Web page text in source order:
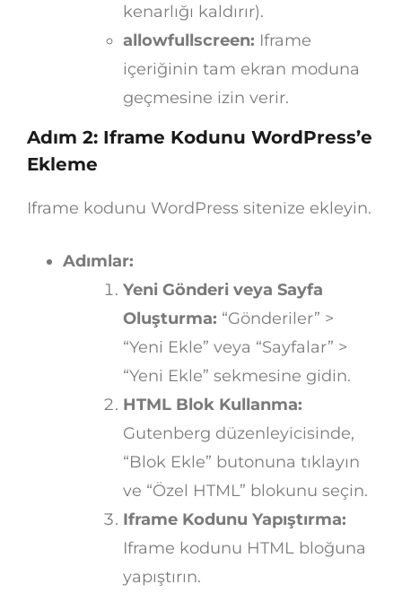
kenarlığı kaldırır).
allowfullscreen: Iframe
içeriğinin tam ekran moduna
geçmesine izin verir.
Adım 2: Iframe Kodunu WordPress’e
Ekleme
Iframe kodunu WordPress sitenize ekleyin.
Adımlar:
Yeni Gönderi veya Sayfa
Oluşturma: “Gönderiler” >
“Yeni Ekle” veya “Sayfalar” >
“Yeni Ekle” sekmesine gidin.
HTML Blok Kullanma:
Gutenberg düzenleyicisinde,
“Blok Ekle” butonuna tıklayın
ve “Özel HTML” blokunu seçin.
Iframe Kodunu Yapıştırma:
Iframe kodunu HTML bloğuna
yapıştırın.